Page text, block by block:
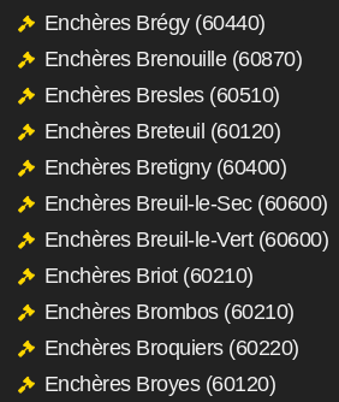
Enchères Brégy (60440)
Enchères Brenouille (60870)
Enchères Bresles (60510)
Enchères Breteuil (60120)
Enchères Bretigny (60400)
Enchères Breuil-le-Sec (60600)
Enchères Breuil-le-Vert (60600)
Enchères Briot (60210)
Enchères Brombos (60210)
Enchères Broquiers (60220)
Enchères Broyes (60120)